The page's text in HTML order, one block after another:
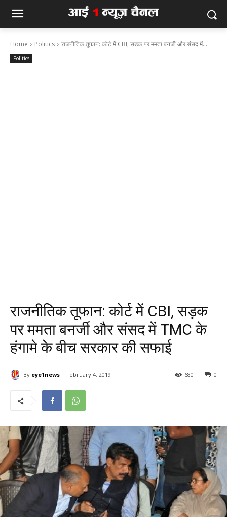
Home Politics राजनीतिक तूफान: कोर्ट में CBI, सड़क पर ममता बनर्जी और संसद में...
Politics
राजनीतिक तूफान: कोर्ट में CBI, सड़क
पर ममता बनर्जी और संसद में TMC के
हंगामे के बीच सरकार की सफाई
By eye1news February 4, 2019 0
680